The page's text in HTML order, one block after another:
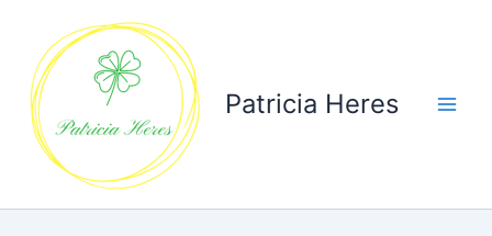
inhoud
Patricia Heres